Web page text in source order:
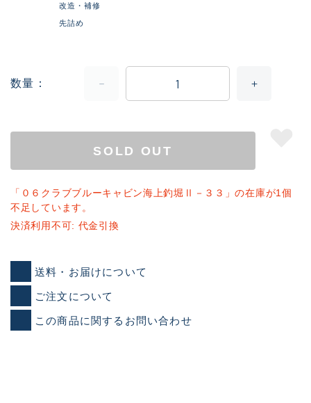
改造・補修
先詰め
数量
SOLD OUT
「０６クラブブルーキャビン海上釣堀Ⅱ－３３」の在庫が1個
不足しています。
決済利用不可: 代金引換
送料・お届けについて
ご注文について
この商品に関するお問い合わせ